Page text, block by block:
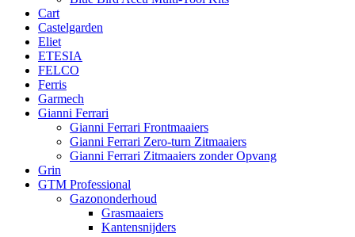
Cart
Castelgarden
Eliet
ETESIA
FELCO
Ferris
Garmech
Gianni Ferrari
Gianni Ferrari Frontmaaiers
Gianni Ferrari Zero-turn Zitmaaiers
Gianni Ferrari Zitmaaiers zonder Opvang
Grin
GTM Professional
Gazononderhoud
Grasmaaiers
Kantensnijders